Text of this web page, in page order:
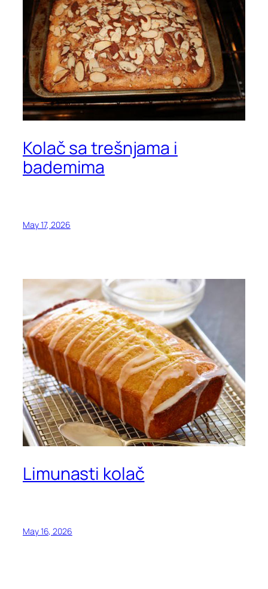
Kolač sa trešnjama i
bademima
May 17, 2026
Limunasti kolač
May 16, 2026